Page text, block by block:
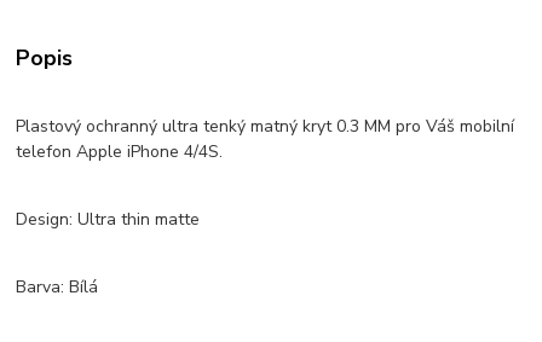
Popis
Plastový ochranný ultra tenký matný kryt 0.3 MM pro Váš mobilní
telefon Apple iPhone 4/4S.
Design: Ultra thin matte
Barva: Bílá